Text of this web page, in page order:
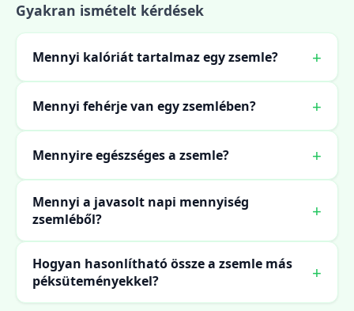
Gyakran ismételt kérdések
Mennyi kalóriát tartalmaz egy zsemle?
Mennyi fehérje van egy zsemlében?
Mennyire egészséges a zsemle?
Mennyi a javasolt napi mennyiség
zsemléből?
Hogyan hasonlítható össze a zsemle más
péksüteményekkel?